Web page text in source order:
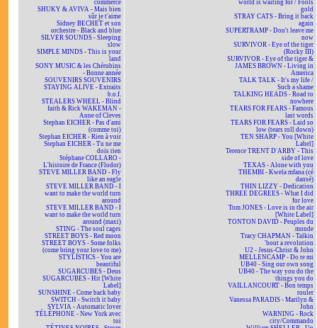
commerce
SHUKY & AVIVA - Mais bien
sûr je t'aime
Sidney BECHET et son
orchestre - Black and blue
SILVER SOUNDS - Sleeping
slow
SIMPLE MINDS - This is your
land
SONY MUSIC & les Chérubins
- Bonne année
SOUVENIRS SOUVENIRS
STAYING ALIVE - Extraits
b.o.f.
STEALERS WHEEL - Blind
faith & Rick WAKEMAN -
Anne of Cleves
Stephan EICHER - Pas d'ami
(comme toi)
Stephan EICHER - Rien à voir
Stephan EICHER - Tu ne me
dois rien
Stéphane COLLARO -
L'histoire de France (Flodor)
STEVE MILLER BAND - Fly
like an eagle
STEVE MILLER BAND - I
want to make the world turn
around
STEVE MILLER BAND - I
want to make the world turn
around (maxi)
STING - The soul cages
STREET BOYS - Red moon
STREET BOYS - Some folks
(come bring your love to me)
STYLISTICS - You are
beautiful
SUGARCUBES - Deus
SUGARCUBES - Hit [White
Label]
SUNSHINE - Come back baby
SWITCH - Switch it baby
SYLVIA - Automatic lover
TÉLÉPHONE - New York avec
toi
world is waiting for / Fools
gold
STRAY CATS - Bring it back
again
SUPERTRAMP - Don't leave me
now
SURVIVOR - Eye of the tiger
(Rocky III)
SURVIVOR - Eye of the tiger &
JAMES BROWN - Living in
America
TALK TALK - It's my life /
Such a shame
TALKING HEADS - Road to
nowhere
TEARS FOR FEARS - Famous
last words
TEARS FOR FEARS - Laid so
low (tears roll down)
TEN SHARP - You [White
Label]
Terence TRENT D'ARBY - This
side of love
TEXAS - Alone with you
THEMBI - Kwela mfana (cé
dansé)
THIN LIZZY - Dedication
THREE DEGREES - What I did
for love
Tom JONES - Love is in the air
[White Label]
TONTON DAVID - Peuples du
monde
Tracy CHAPMAN - Talkin
'bout a revolution
U2 - Jesus-Christ & John
MELLENCAMP - Do re mi
UB40 - Sing our own song
UB40 - The way you do the
things you do
VAILLANCOURT - Bon temps
rouler
Vanessa PARADIS - Marilyn &
John
WARNING - Rock
city/Commando